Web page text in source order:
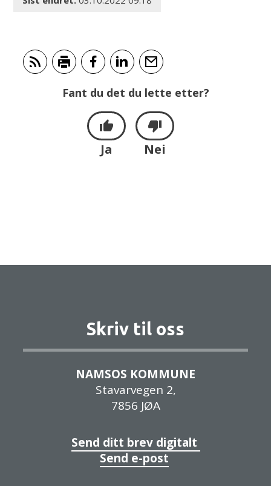
Fant du det du lette etter?
Ja Nei
Skriv til oss
NAMSOS KOMMUNE
Stavarvegen 2,
7856 JØA
Send ditt brev digitalt
Send e-post